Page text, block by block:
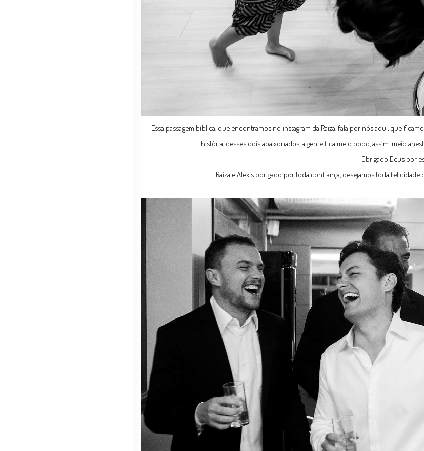
Essa passagem bíblica, que encontramos no instagram da Raiza, fala por nós aqui, que
história, desses dois apaixonados, a gente fica meio bobo, assim...meio
Obrigado Deus por
Raiza e Alexis obrigado por toda confiança, desejamos toda